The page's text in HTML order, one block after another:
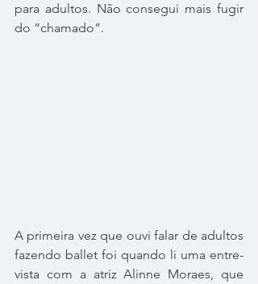
para adul­tos. Não con­se­gui mais fugir
do “chamado”.
A pri­meira vez que ouvi falar de adul­tos
fazendo bal­let foi quando li uma entre­
vista com a atriz Alinne Moraes, que